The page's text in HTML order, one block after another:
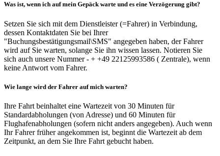
Was ist, wenn ich auf mein Gepäck warte und es eine Verzögerung gibt?
Setzen Sie sich mit dem Dienstleister (=Fahrer) in Verbindung,
dessen Kontaktdaten Sie bei Ihrer
"Buchungsbestätigungsmail\SMS" angegeben haben, der Fahrer
wird auf Sie warten, solange Sie ihn wissen lassen. Notieren Sie
sich auch unsere Nummer - + +49 22125993586 ( Zentrale), wenn
keine Antwort vom Fahrer.
Wie lange wird der Fahrer auf mich warten?
Ihre Fahrt beinhaltet eine Wartezeit von 30 Minuten für
Standardabholungen (von Adresse) und 60 Minuten für
Flughafenabholungen (sofern nicht anders angegeben). Auch wenn
Ihr Fahrer früher angekommen ist, beginnt die Wartezeit ab dem
Zeitpunkt, an dem Sie Ihre Fahrt gebucht haben.